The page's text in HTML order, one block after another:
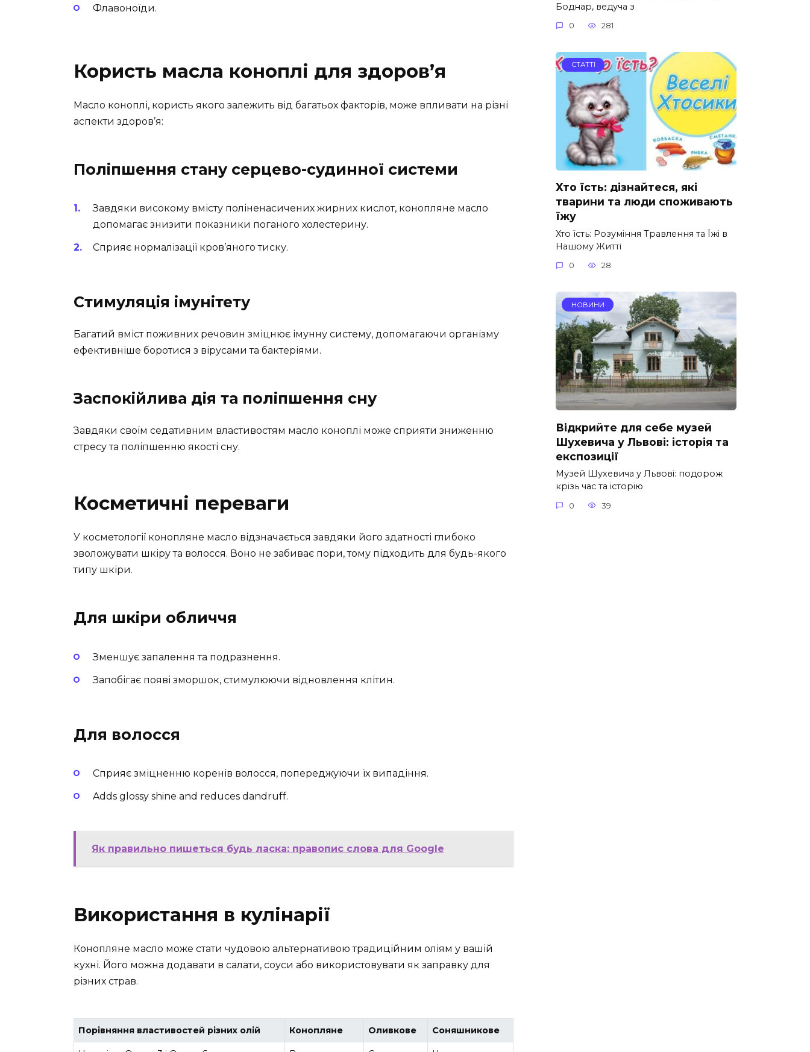
Флавоноїди.
Користь масла коноплі для здоров’я
Масло коноплі, користь якого залежить від багатьох факторів, може впливати на різні
аспекти здоров’я:
Поліпшення стану серцево-судинної системи
Завдяки високому вмісту поліненасичених жирних кислот, конопляне масло
допомагає знизити показники поганого холестерину.
Сприяє нормалізації кров’яного тиску.
Стимуляція імунітету
Багатий вміст поживних речовин зміцнює імунну систему, допомагаючи організму
ефективніше боротися з вірусами та бактеріями.
Заспокійлива дія та поліпшення сну
Завдяки своїм седативним властивостям масло коноплі може сприяти зниженню
стресу та поліпшенню якості сну.
Косметичні переваги
У косметології конопляне масло відзначається завдяки його здатності глибоко
зволожувати шкіру та волосся. Воно не забиває пори, тому підходить для будь-якого
типу шкіри.
Для шкіри обличчя
Зменшує запалення та подразнення.
Запобігає появі зморшок, стимулюючи відновлення клітин.
Для волосся
Сприяє зміцненню коренів волосся, попереджуючи їх випадіння.
Adds glossy shine and reduces dandruff.
Як правильно пишеться будь ласка: правопис слова для Google
Використання в кулінарії
Конопляне масло може стати чудовою альтернативою традиційним оліям у вашій
кухні. Його можна додавати в салати, соуси або використовувати як заправку для
різних страв.
Порівняння властивостей різних олій Конопляне Оливкове Соняшникове
Боднар, ведуча з
0 281
СТАТТІ
Хто їсть: дізнайтеся, які
тварини та люди споживають
їжу
Хто їсть: Розуміння Травлення та Їжі в
Нашому Житті
0 28
НОВИНИ
Відкрийте для себе музей
Шухевича у Львові: історія та
експозиції
Музей Шухевича у Львові: подорож
крізь час та історію
0 39